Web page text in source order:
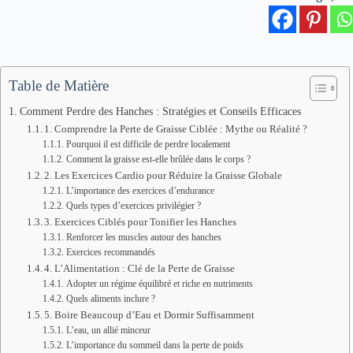
Table de Matière
Comment Perdre des Hanches : Stratégies et Conseils Efficaces
1. Comprendre la Perte de Graisse Ciblée : Mythe ou Réalité ?
Pourquoi il est difficile de perdre localement
Comment la graisse est-elle brûlée dans le corps ?
2. Les Exercices Cardio pour Réduire la Graisse Globale
L’importance des exercices d’endurance
Quels types d’exercices privilégier ?
3. Exercices Ciblés pour Tonifier les Hanches
Renforcer les muscles autour des hanches
Exercices recommandés
4. L’Alimentation : Clé de la Perte de Graisse
Adopter un régime équilibré et riche en nutriments
Quels aliments inclure ?
5. Boire Beaucoup d’Eau et Dormir Suffisamment
L’eau, un allié minceur
L’importance du sommeil dans la perte de poids